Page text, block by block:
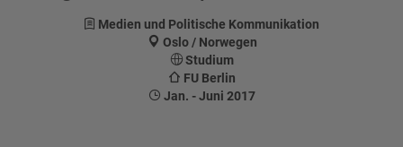
Medien und Politische Kommunikation
Oslo / Norwegen
Studium
FU Berlin
Jan. - Juni 2017